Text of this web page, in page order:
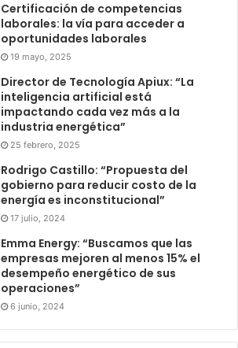
Certificación de competencias
laborales: la vía para acceder a
oportunidades laborales
19 mayo, 2025
Director de Tecnología Apiux: “La
inteligencia artificial está
impactando cada vez más a la
industria energética”
25 febrero, 2025
Rodrigo Castillo: “Propuesta del
gobierno para reducir costo de la
energía es inconstitucional”
17 julio, 2024
Emma Energy: “Buscamos que las
empresas mejoren al menos 15% el
desempeño energético de sus
operaciones”
6 junio, 2024